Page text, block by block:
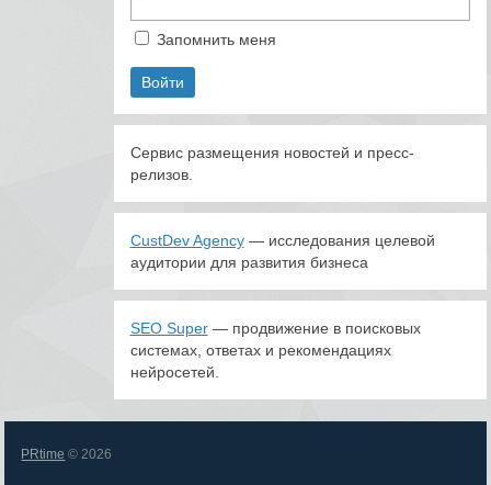
Запомнить меня
Сервис размещения новостей и пресс-
релизов.
CustDev Agency— исследования целевой
аудитории для развития бизнеса
SEO Super— продвижение в поисковых
системах, ответах и рекомендациях
нейросетей.
PRtime © 2026